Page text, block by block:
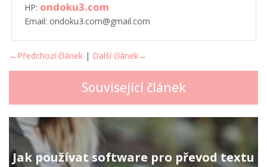
HP: ondoku3.com
Email: ondoku3.com@gmail.com
←Předchozí článek | Další článek→
Související článek
Jak používat software pro převod textu